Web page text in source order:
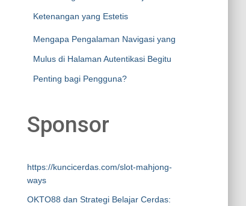
Ketenangan yang Estetis
Mengapa Pengalaman Navigasi yang
Mulus di Halaman Autentikasi Begitu
Penting bagi Pengguna?
Sponsor
https://kuncicerdas.com/slot-mahjong-
ways
OKTO88 dan Strategi Belajar Cerdas: